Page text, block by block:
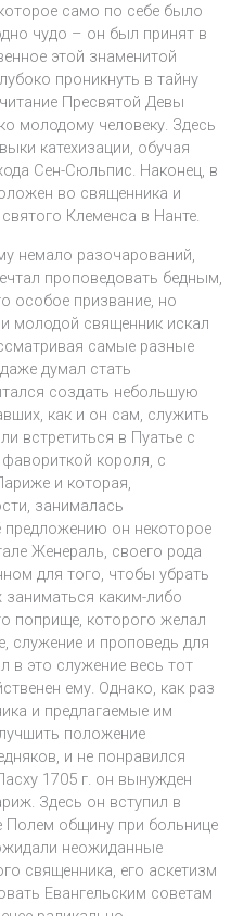
само по себе было
чудо – он был принят в
этой знаменитой
проникнуть в тайну
Пресвятой Девы
молодому человеку. Здесь
катехизации, обучая
Сен-Сюльпис. Наконец, в
во священника и
Клеменса в Нанте.
немало разочарований,
проповедовать бедным,
особое призвание, но
молодой священник искал
самые разные
думал стать
создать небольшую
как и он сам, служить
встретиться в Пуатье с
короля, с
и которая,
занималась
предложению он некоторое
Женераль, своего рода
для того, чтобы убрать
каким-либо
поприще, которого желал
служение и проповедь для
в это служение весь тот
ему. Однако, как раз
и предлагаемые им
положение
и не понравился
1705 г. он вынужден
Здесь он вступил в
Полем общину при больнице
неожиданные
священника, его аскетизм
Евангельским советам